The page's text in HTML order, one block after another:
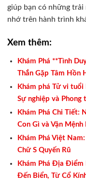
giúp bạn có những
nhớ trên hành trình
Xem thêm:
Khám Phá **Tình
Thắn Gặp Tâm Hồn
Khám phá Tử vi tuổi
Sự nghiệp và Phong
Khám Phá Chi Tiết:
Con Gì và Vận Mệnh
Khám Phá Việt
Chữ S Quyến Rũ
Khám Phá Địa Điểm
Đến Biển, Từ Cổ